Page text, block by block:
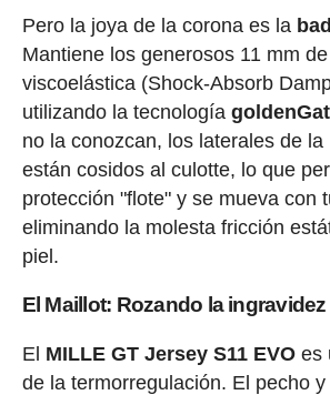
Pero la joya de la corona es la
Mantiene los generosos 11 mm
viscoelástica (Shock-Absorb
utilizando la tecnología
no la conozcan, los laterales de la
están cosidos al culotte, lo que
protección "flote" y se mueva con
eliminando la molesta fricción
piel.
El Maillot: Rozando la ingravidez
El MILLE GT Jersey S11 EVOes
de la termorregulación. El pecho